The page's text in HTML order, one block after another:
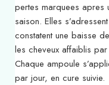
pertes marquees apres
saison. Elles
constatent une baisse
les cheveux affaiblis
Chaque ampoule
par jour, en cure suivie.